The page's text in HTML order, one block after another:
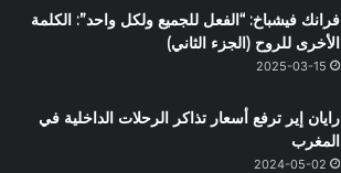
فرانك فيشباخ: “الفعل للجميع ولكل واحد”: الكلمة
الأخرى للروح (الجزء الثاني)
2025-03-15
رايان إير ترفع أسعار تذاكر الرحلات الداخلية في
المغرب
2024-05-02